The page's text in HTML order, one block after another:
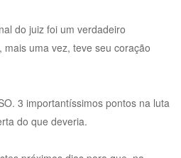
do juiz foi um verdadeiro
uma vez, teve seu coração
3 importantíssimos pontos na luta
do que deveria.